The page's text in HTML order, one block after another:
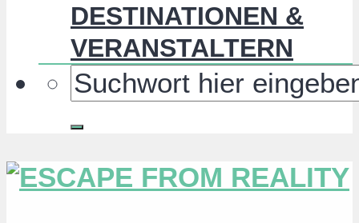
DESTINATIONEN &
VERANSTALTERN